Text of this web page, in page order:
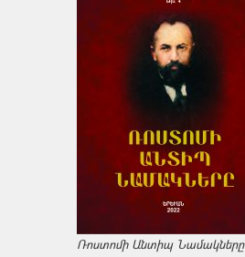
Ռոստոմի Անտիպ Նամակները